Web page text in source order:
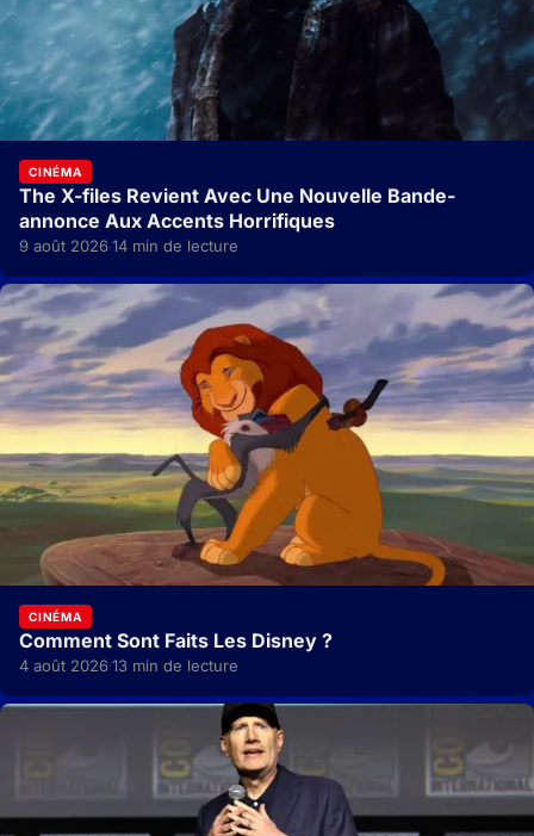
CINÉMA
The X-files Revient Avec Une Nouvelle Bande-
annonce Aux Accents Horrifiques
9 août 2026·14 min de lecture
CINÉMA
Comment Sont Faits Les Disney ?
4 août 2026·13 min de lecture